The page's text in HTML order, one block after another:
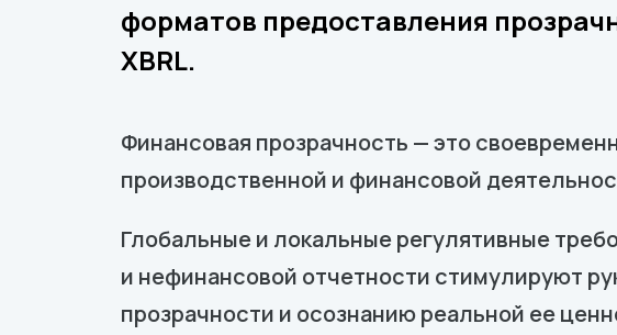
форматов предоставления
XBRL.
Финансовая прозрачность — это
производственной и финансовой
Глобальные и локальные регулятивные
и нефинансовой отчетности стимулируют
прозрачности и осознанию реальной ее